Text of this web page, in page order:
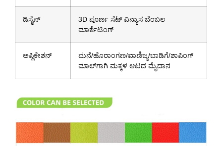
ಡಿಸೈನ್
3D ಪೂರ್ಣ ಸೆಟ್ ವಿನ್ಯಾಸ ಬೆಂಬಲ
ಮಾರ್ಕೆಟಿಂಗ್
ಅಪ್ಲಿಕೇಶನ್
ಮನೆ/ಹೊರಾಂಗಣ/ವಾಣಿಜ್ಯ/ಬಾಡಿಗೆ/ಶಾಪಿಂಗ್
ಮಾಲ್‌ಗಾಗಿ ಮಕ್ಕಳ ಆಟದ ಮೈದಾನ